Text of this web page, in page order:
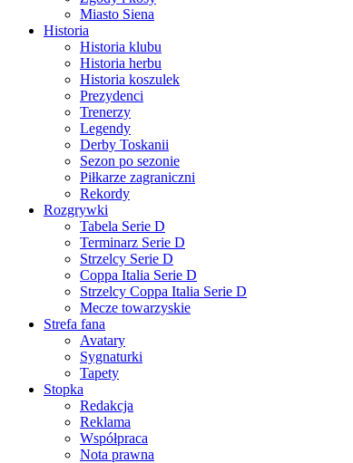
Miasto Siena
Historia
Historia klubu
Historia herbu
Historia koszulek
Prezydenci
Trenerzy
Legendy
Derby Toskanii
Sezon po sezonie
Piłkarze zagraniczni
Rekordy
Rozgrywki
Tabela Serie D
Terminarz Serie D
Strzelcy Serie D
Coppa Italia Serie D
Strzelcy Coppa Italia Serie D
Mecze towarzyskie
Strefa fana
Avatary
Sygnaturki
Tapety
Stopka
Redakcja
Reklama
Współpraca
Nota prawna